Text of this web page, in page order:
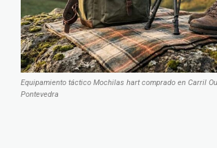
Equipamiento táctico Mochilas hart comprado en Carril
Pontevedra